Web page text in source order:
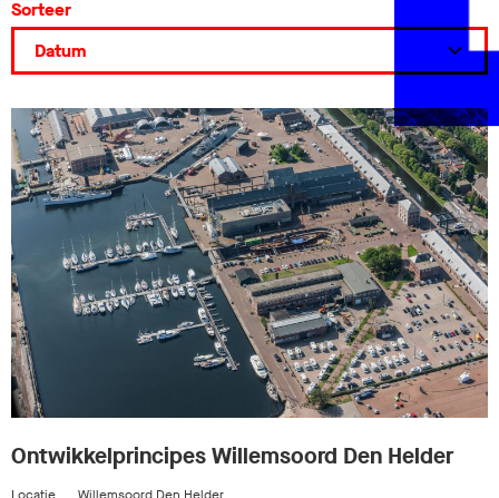
Sorteer
Ontwikkelprincipes Willemsoord Den Helder